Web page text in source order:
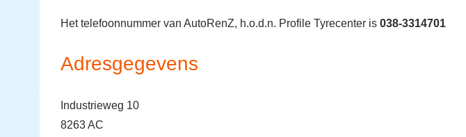
Het telefoonnummer van AutoRenZ, h.o.d.n. Profile Tyrecenter is 038-3314701
Adresgegevens
Industrieweg 10
8263 AC